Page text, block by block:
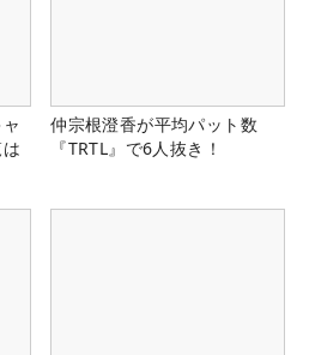
仲宗根澄香が平均パット数
『TRTL』で6人抜き！